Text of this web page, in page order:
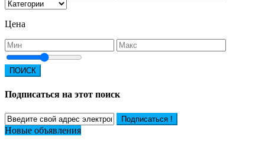
Цена
ПОИСК
Подписаться на этот поиск
Подписаться !
Новые объявления